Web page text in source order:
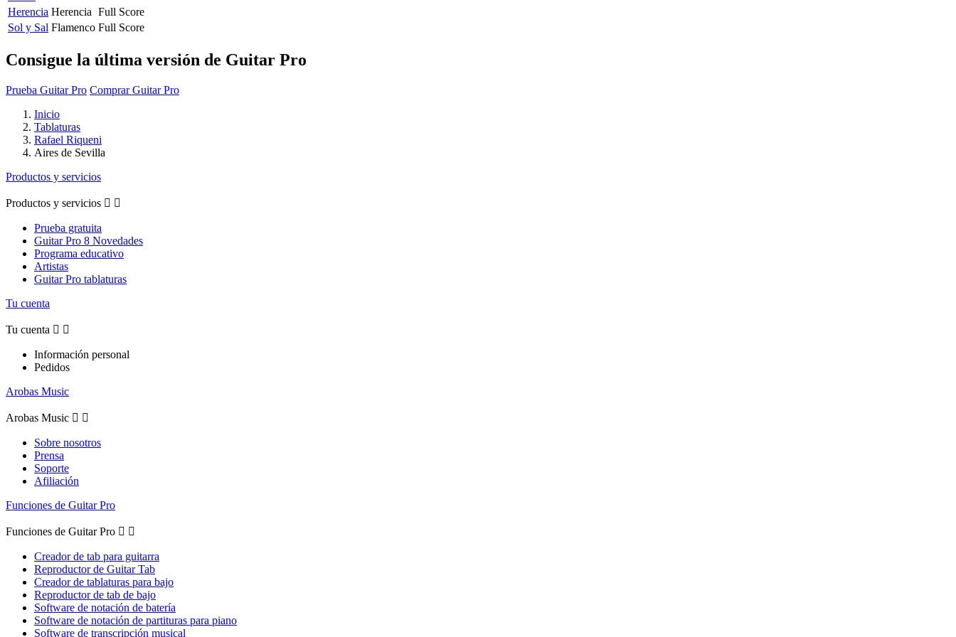
Herencia Herencia Full Score
Sol y Sal Flamenco Full Score
Consigue la última versión de Guitar Pro
Prueba Guitar Pro Comprar Guitar Pro
Inicio
Tablaturas
Rafael Riqueni
Aires de Sevilla
Productos y servicios
Productos y servicios  
Prueba gratuita
Guitar Pro 8 Novedades
Programa educativo
Artistas
Guitar Pro tablaturas
Tu cuenta
Tu cuenta  
Información personal
Pedidos
Arobas Music
Arobas Music  
Sobre nosotros
Prensa
Soporte
Afiliación
Funciones de Guitar Pro
Funciones de Guitar Pro  
Creador de tab para guitarra
Reproductor de Guitar Tab
Creador de tablaturas para bajo
Reproductor de tab de bajo
Software de notación de batería
Software de notación de partituras para piano
Software de transcripción musical